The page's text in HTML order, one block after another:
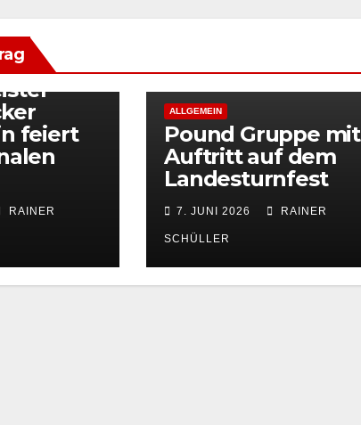
krönt
–
feiert
RAINER
ALLGEMEIN
Pound Gruppe mit
Auftritt auf dem
Landesturnfest
7. JUNI 2026 RAINER
SCHÜLLER